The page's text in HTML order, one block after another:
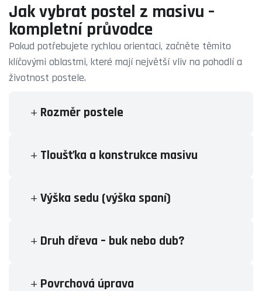
Jak vybrat postel z masivu –
kompletní průvodce
Pokud potřebujete rychlou orientaci, začněte těmito
klíčovými oblastmi, které mají největší vliv na pohodlí a
životnost postele.
Rozměr postele
Tloušťka a konstrukce masivu
Výška sedu (výška spaní)
Druh dřeva – buk nebo dub?
Povrchová úprava